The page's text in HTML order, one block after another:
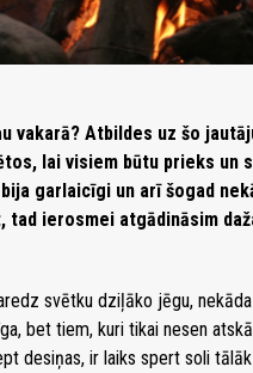
vakarā? Atbildes uz šo
lai visiem būtu prieks un
garlaicīgi un arī šogad
tad ierosmei atgādināsim
svētku dziļāko jēgu,
bet tiem, kuri tikai nesen
desiņas, ir laiks spert soli